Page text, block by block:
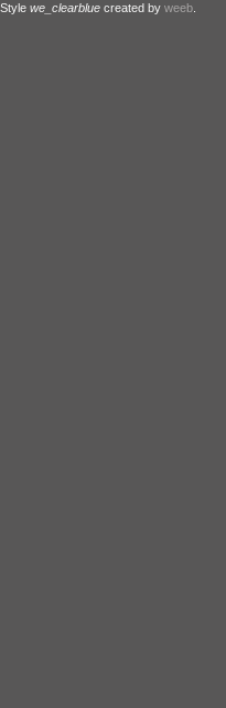
Style we_clearblue created by weeb